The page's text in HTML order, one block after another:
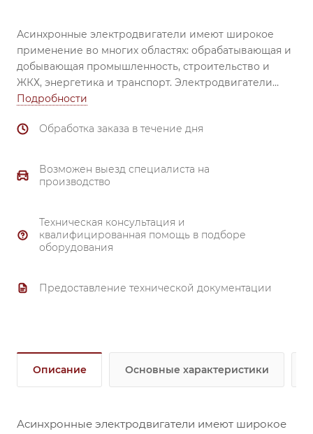
Асинхронные электродвигатели имеют широкое
применение во многих областях: обрабатывающая и
добывающая промышленность, строительство и
ЖКХ, энергетика и транспорт. Электродвигатели
незаменимы при использовании в вентиляторах,
смесителях, механизмах перемещения, затворах и
подшипник (все электродвигатели комплектуются
высоконадежными подшипниками ведущих
чугун.
Тройной контроль качества.
Материал обмотки - 99.7% медь.
Подробности
Обработка заказа в течение дня
Возможен выезд специалиста на
производство
Техническая консультация и
квалифицированная помощь в подборе
оборудования
Предоставление технической документации
Описание Основные характеристики
Асинхронные электродвигатели имеют широкое